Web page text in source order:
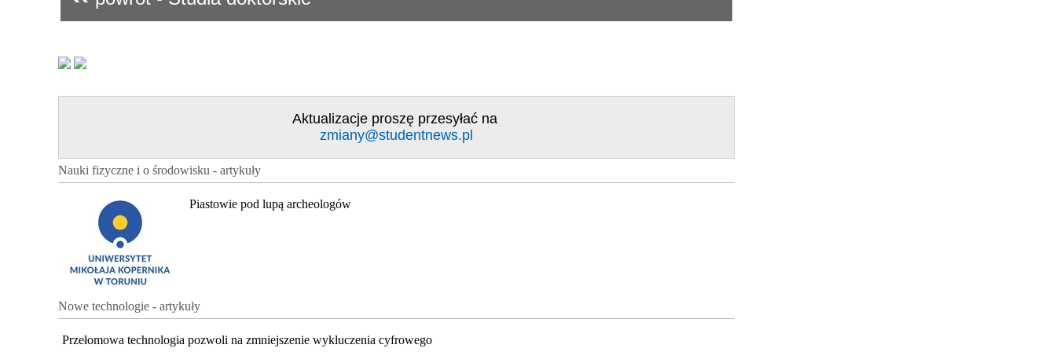
Aktualizacje proszę przesyłać na
zmiany@studentnews.pl
Nauki fizyczne i o środowisku - artykuły
Piastowie pod lupą archeologów
Nowe technologie - artykuły
Przełomowa technologia pozwoli na zmniejszenie wykluczenia cyfrowego